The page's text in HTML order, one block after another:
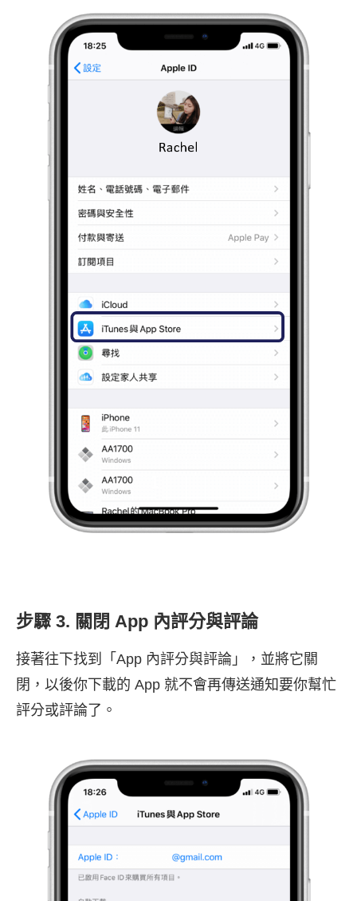
步驟 3. 關閉 App 內評分與評論
接著往下找到「App 內評分與評論」，並將它關
閉，以後你下載的 App 就不會再傳送通知要你幫忙
評分或評論了。